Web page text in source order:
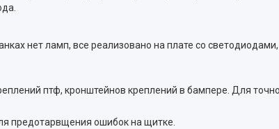
нет ламп, все реализовано на плате со
птф, кронштейнов креплений в бампере. Для
предотарвщения ошибок на щитке.